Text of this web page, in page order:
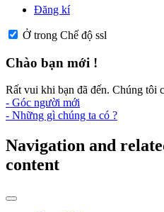
Đăng kí
Ở trong Chế độ ssl
Chào bạn mới !
Rất vui khi bạn đã đến. Chúng tôi
- Góc người mới
- Những gì chúng ta có ?
Navigation and
content